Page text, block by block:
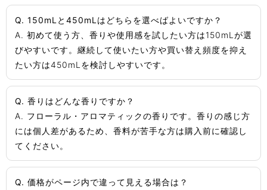
Q. 150mLと450mLはどちらを選べばよいですか？
A. 初めて使う方、香りや使用感を試したい方は150mLが選
びやすいです。継続して使いたい方や買い替え頻度を抑え
たい方は450mLを検討しやすいです。
Q. 香りはどんな香りですか？
A. フローラル・アロマティックの香りです。香りの感じ方
には個人差があるため、香料が苦手な方は購入前に確認し
てください。
Q. 価格がページ内で違って見える場合は？